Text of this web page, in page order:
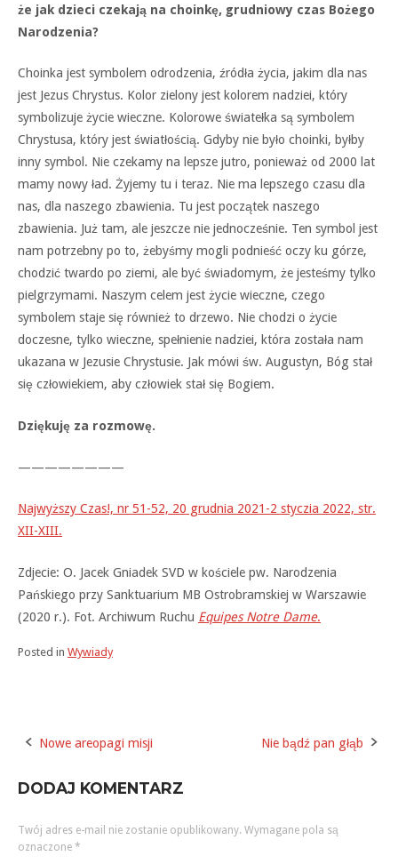
że jak dzieci czekają na choinkę, grudniowy czas Bożego
Narodzenia?
Choinka jest symbolem odrodzenia, źródła życia, jakim dla nas
jest Jezus Chrystus. Kolor zielony jest kolorem nadziei, który
symbolizuje życie wieczne. Kolorowe światełka są symbolem
Chrystusa, który jest światłością. Gdyby nie było choinki, byłby
inny symbol. Nie czekamy na lepsze jutro, ponieważ od 2000 lat
mamy nowy ład. Żyjemy tu i teraz. Nie ma lepszego czasu dla
nas, dla naszego zbawienia. Tu jest początek naszego
zbawienia. Już tam, ale jeszcze nie jednocześnie. Ten symbol jest
nam potrzebny po to, żebyśmy mogli podnieść oczy ku górze,
chodzić twardo po ziemi, ale być świadomym, że jesteśmy tylko
pielgrzymami. Naszym celem jest życie wieczne, czego
symbolem staje się również to drzewo. Nie chodzi o życie
doczesne, tylko wieczne, spełnienie nadziei, która została nam
ukazana w Jezusie Chrystusie. Jak mówi św. Augustyn, Bóg stał
się człowiekiem, aby człowiek stał się Bogiem.
Dziękuję za rozmowę.
————————
Najwyższy Czas!, nr 51-52, 20 grudnia 2021-2 styczia 2022, str.
XII-XIII.
Zdjecie: O. Jacek Gniadek SVD w kościele pw. Narodzenia
Pańskiego przy Sanktuarium MB Ostrobramskiej w Warszawie
(2020 r.). Fot. Archiwum Ruchu Equipes Notre Dame.
Posted in Wywiady
Post
navigation
Nowe areopagi misji Nie bądź pan głąb
DODAJ KOMENTARZ
Twój adres e-mail nie zostanie opublikowany. Wymagane pola są
oznaczone *